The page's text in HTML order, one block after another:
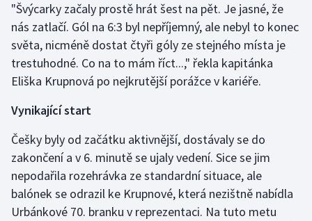
Házená
Jezdectví
Judo
Krasobruslení
Lezení
Lyže a snowboard
Moderní pětiboj
"Švýcarky začaly prostě hrát šest na pět. Je jasné, že
nás zatlačí. Gól na 6:3 byl nepříjemný, ale nebyl to konec
světa, nicméně dostat čtyři góly ze stejného místa je
trestuhodné. Co na to mám říct...," řekla kapitánka
Eliška Krupnová po nejkrutější porážce v kariéře.
Vynikající start
Češky byly od začátku aktivnější, dostávaly se do
zakončení a v 6. minutě se ujaly vedení. Sice se jim
nepodařila rozehrávka ze standardní situace, ale
balónek se odrazil ke Krupnové, která nezištně nabídla
Urbánkové 70. branku v reprezentaci. Na tuto metu